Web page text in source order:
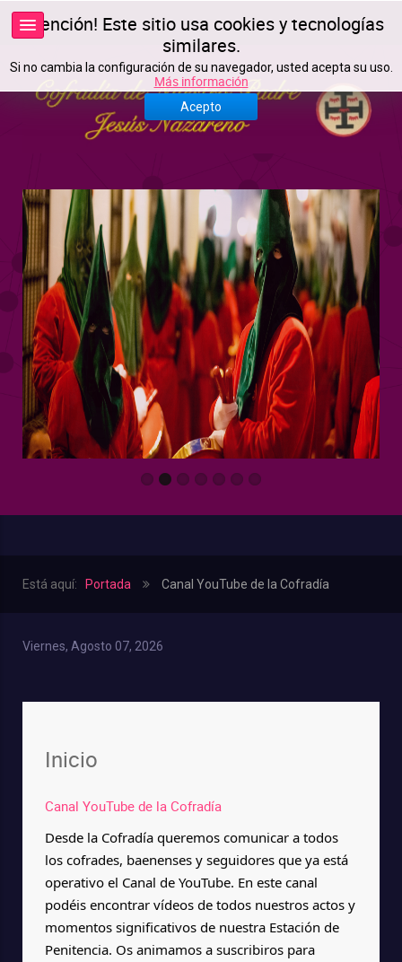
¡Atención! Este sitio usa cookies y tecnologías
similares.
Si no cambia la configuración de su navegador, usted acepta su uso.
Más información
Acepto
Está aquí: Portada Canal YouTube de la Cofradía
Viernes, Agosto 07, 2026
Inicio
Canal YouTube de la Cofradía
Desde la Cofradía queremos comunicar a todos
los cofrades, baenenses y seguidores que ya está
operativo el Canal de YouTube. En este canal
podéis encontrar vídeos de todos nuestros actos y
momentos significativos de nuestra Estación de
Penitencia. Os animamos a suscribiros para